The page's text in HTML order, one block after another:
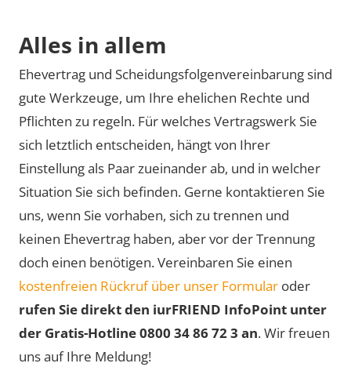
Alles in allem
Ehevertrag und Scheidungsfolgenvereinbarung sind
gute Werkzeuge, um Ihre ehelichen Rechte und
Pflichten zu regeln. Für welches Vertragswerk Sie
sich letztlich entscheiden, hängt von Ihrer
Einstellung als Paar zueinander ab, und in welcher
Situation Sie sich befinden. Gerne kontaktieren Sie
uns, wenn Sie vorhaben, sich zu trennen und
keinen Ehevertrag haben, aber vor der Trennung
doch einen benötigen. Vereinbaren Sie einen
kostenfreien Rückruf über unser Formular oder
rufen Sie direkt den iurFRIEND InfoPoint unter
der Gratis-Hotline 0800 34 86 72 3 an. Wir freuen
uns auf Ihre Meldung!